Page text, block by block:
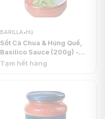
BARILLA•Hũ
Sốt Cà Chua & Húng Quế,
Basilico Sauce (200g) -
BARILLA
Tạm hết hàng